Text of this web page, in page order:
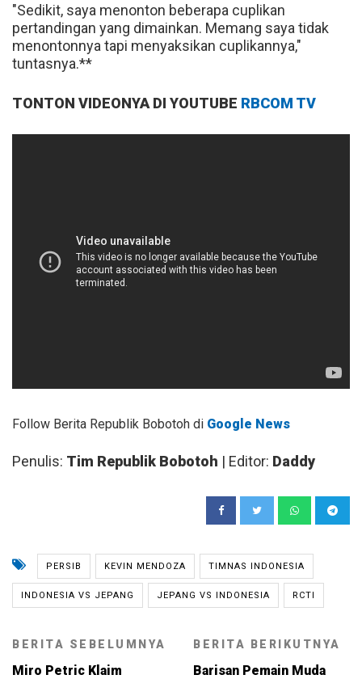
"Sedikit, saya menonton beberapa cuplikan
pertandingan yang dimainkan. Memang saya tidak
menontonnya tapi menyaksikan cuplikannya,"
tuntasnya.**
TONTON VIDEONYA DI YOUTUBE RBCOM TV
Follow Berita Republik Bobotoh di Google News
Penulis: Tim Republik Bobotoh | Editor: Daddy
PERSIB KEVIN MENDOZA TIMNAS INDONESIA
INDONESIA VS JEPANG JEPANG VS INDONESIA RCTI
BERITA SEBELUMNYA
Miro Petric Klaim
BERITA BERIKUTNYA
Barisan Pemain Muda